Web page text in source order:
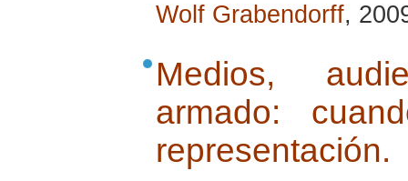
Wolf Grabendorff,
Medios,
armado:
representación.